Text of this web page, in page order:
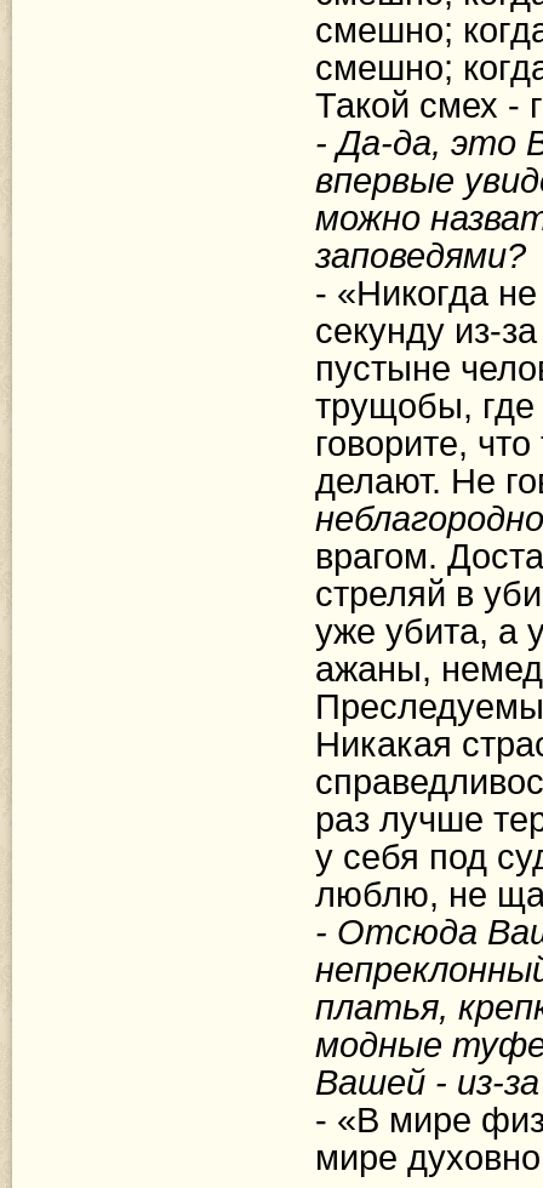
смешно;
смешно;
Такой смех -
- Да-да, это
впервые
можно
заповедями?
- «Никогда
секунду из-
пустыне
трущобы, где
говорите,
делают. Не
неблагородно
врагом.
стреляй в
уже убита, а
ажаны,
Никакая
раз лучше
у себя под
люблю, не
- Отсюда
платья,
модные
Вашей - из-
- «В мире
мире